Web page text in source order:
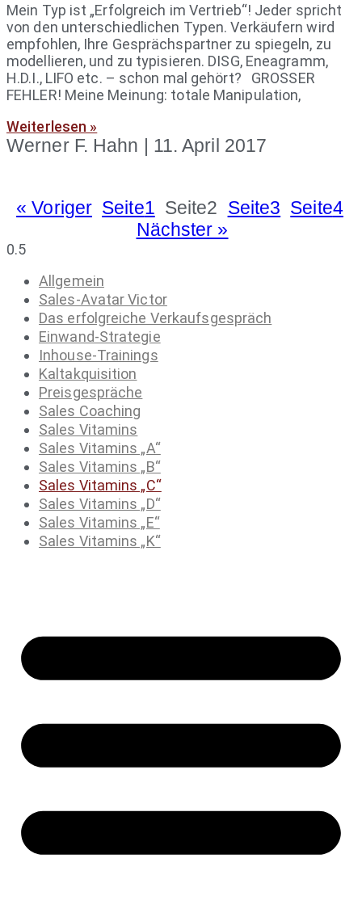
Mein Typ ist „Erfolgreich im Vertrieb“! Jeder spricht
von den unterschiedlichen Typen. Verkäufern wird
empfohlen, Ihre Gesprächspartner zu spiegeln, zu
modellieren, und zu typisieren. DISG, Eneagramm,
H.D.I., LIFO etc. – schon mal gehört? GROSSER
FEHLER! Meine Meinung: totale Manipulation,
Weiterlesen »
Werner F. Hahn 11. April 2017
« Voriger Seite1 Seite2 Seite3 Seite4
Nächster »
Allgemein
Sales-Avatar Victor
Das erfolgreiche Verkaufsgespräch
Einwand-Strategie
Inhouse-Trainings
Kaltakquisition
Preisgespräche
Sales Coaching
Sales Vitamins
Sales Vitamins „A“
Sales Vitamins „B“
Sales Vitamins „C“
Sales Vitamins „D“
Sales Vitamins „E“
Sales Vitamins „K“